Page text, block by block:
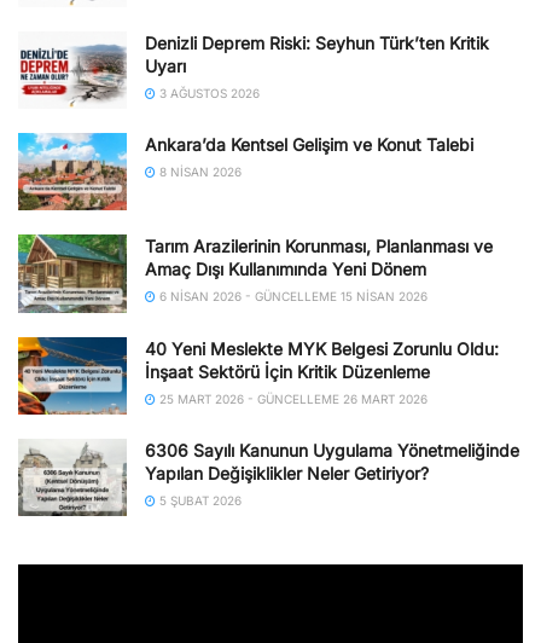
Denizli Deprem Riski: Seyhun Türk’ten Kritik
Uyarı
3 AĞUSTOS 2026
Ankara’da Kentsel Gelişim ve Konut Talebi
8 NISAN 2026
Tarım Arazilerinin Korunması, Planlanması ve
Amaç Dışı Kullanımında Yeni Dönem
6 NISAN 2026 - GÜNCELLEME 15 NISAN 2026
40 Yeni Meslekte MYK Belgesi Zorunlu Oldu:
İnşaat Sektörü İçin Kritik Düzenleme
25 MART 2026 - GÜNCELLEME 26 MART 2026
6306 Sayılı Kanunun Uygulama Yönetmeliğinde
Yapılan Değişiklikler Neler Getiriyor?
5 ŞUBAT 2026